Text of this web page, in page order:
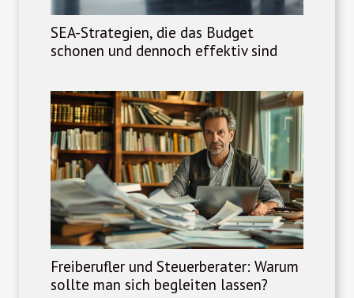
SEA-Strategien, die das Budget
schonen und dennoch effektiv sind
Freiberufler und Steuerberater: Warum
sollte man sich begleiten lassen?